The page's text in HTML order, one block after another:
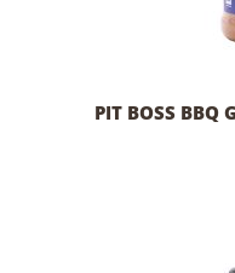
PIT BOSS BBQ